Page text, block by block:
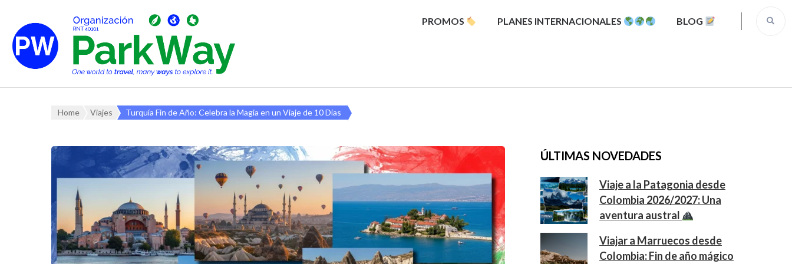
PROMOS PLANES INTERNACIONALES BLOG
Home Viajes Turquía Fin de Año: Celebra la Magia en un Viaje de 10 Días
ÚLTIMAS NOVEDADES
Viaje a la Patagonia desde
Colombia 2026/2027: Una
aventura austral
Viajar a Marruecos desde
Colombia: Fin de año mágico